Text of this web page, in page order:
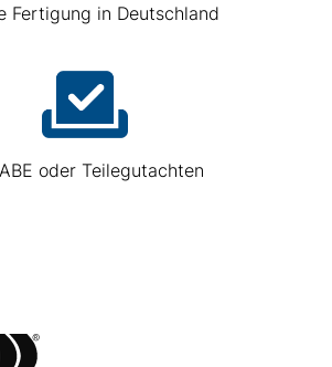
Fertigung in Deutschland
oder Teilegutachten